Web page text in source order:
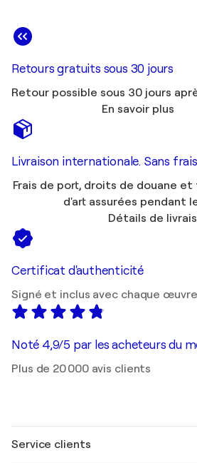
Retours gratuits sous 30 jours
Retour possible sous 30 jours
En savoir plus
Livraison internationale. Sans
Frais de port, droits de douane
d'art assurées pendant
Détails de
Certificat d'authenticité
Signé et inclus avec chaque
Noté 4,9/5 par les acheteurs du
Plus de 20 000 avis clients
Service clients